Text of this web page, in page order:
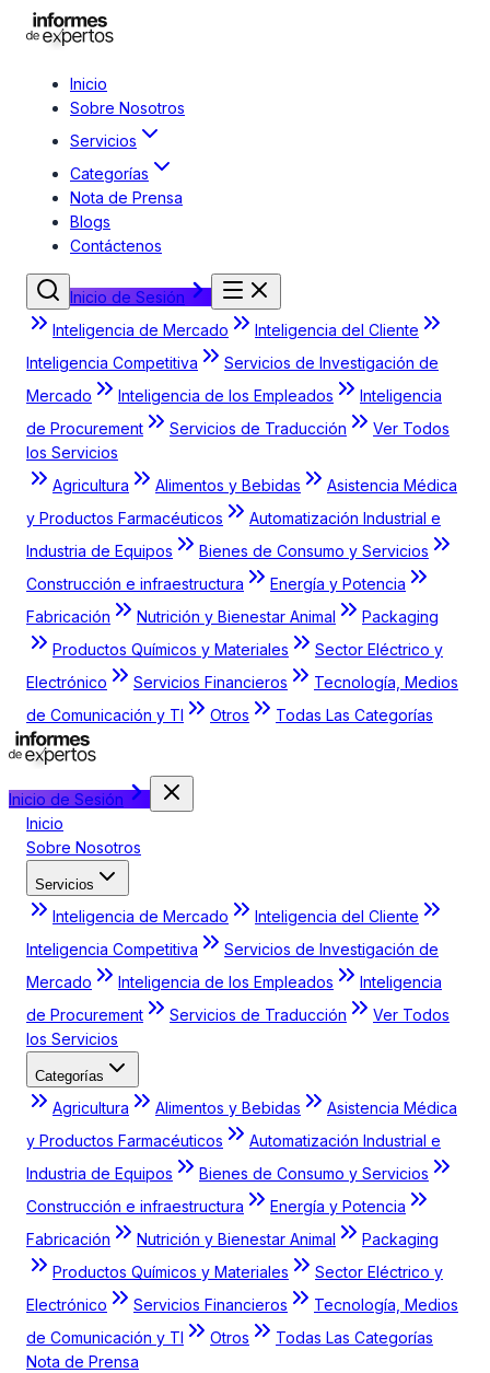
Inicio
Sobre Nosotros
Servicios
Categorías
Nota de Prensa
Blogs
Contáctenos
Inicio de Sesión
Inteligencia de Mercado
Inteligencia del Cliente
Inteligencia Competitiva
Servicios de Investigación de
Mercado
Inteligencia de los Empleados
Inteligencia
de Procurement
Servicios de Traducción
Ver Todos
los Servicios
Agricultura
Alimentos y Bebidas
Asistencia Médica
y Productos Farmacéuticos
Automatización Industrial e
Industria de Equipos
Bienes de Consumo y Servicios
Construcción e infraestructura
Energía y Potencia
Fabricación
Nutrición y Bienestar Animal
Packaging
Productos Químicos y Materiales
Sector Eléctrico y
Electrónico
Servicios Financieros
Tecnología, Medios
de Comunicación y TI
Otros Todas Las Categorías
Inicio de Sesión
Inicio
Sobre Nosotros
Servicios
Inteligencia de Mercado
Inteligencia del Cliente
Inteligencia Competitiva
Servicios de Investigación de
Mercado
Inteligencia de los Empleados
Inteligencia
de Procurement
Servicios de Traducción
Ver Todos
los Servicios
Categorías
Agricultura Alimentos y Bebidas
Asistencia Médica
y Productos Farmacéuticos
Automatización Industrial e
Industria de Equipos
Bienes de Consumo y Servicios
Construcción e infraestructura
Energía y Potencia
Fabricación
Nutrición y Bienestar Animal
Packaging
Productos Químicos y Materiales
Sector Eléctrico y
Electrónico
Servicios Financieros
Tecnología, Medios
de Comunicación y TI
Otros
Todas Las Categorías
Nota de Prensa